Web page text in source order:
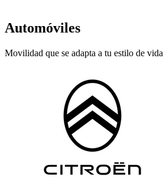
Automóviles
Movilidad que se adapta a tu estilo de vida